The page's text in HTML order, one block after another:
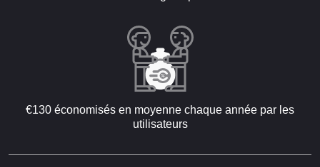
€130 économisés en moyenne chaque année par les
utilisateurs